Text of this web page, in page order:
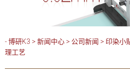
- 博研K3 > 新闻中心 > 公司新闻 > 印染小
理工艺